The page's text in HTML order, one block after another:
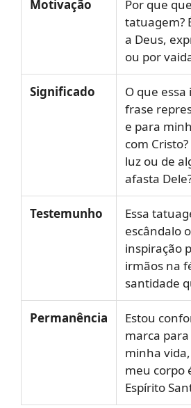
Motivação
Por que
tatuagem?
a Deus,
ou por
Significado
O que
frase
e para
com
luz ou de
afasta
Testemunho
Essa
escândalo
inspiração
irmãos na
santidade
Permanência
Estou
marca
minha
meu corpo
Espírito